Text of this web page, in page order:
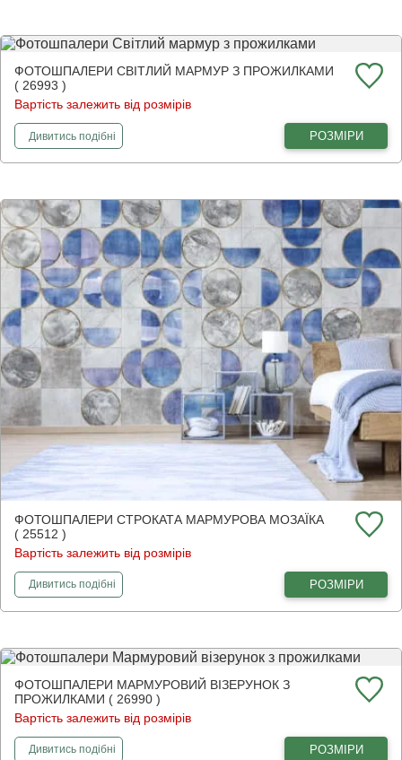
ФОТОШПАЛЕРИ СВІТЛИЙ МАРМУР З ПРОЖИЛКАМИ
( 26993 )
Вартість залежить від розмірів
Дивитисьфотошпалери
подібні РОЗМІРИ
ФОТОШПАЛЕРИ СТРОКАТА МАРМУРОВА МОЗАЇКА
( 25512 )
Вартість залежить від розмірів
Дивитисьфотошпалери
подібні РОЗМІРИ
ФОТОШПАЛЕРИ МАРМУРОВИЙ ВІЗЕРУНОК З
ПРОЖИЛКАМИ ( 26990 )
Вартість залежить від розмірів
Дивитисьфотошпалери
подібні РОЗМІРИ